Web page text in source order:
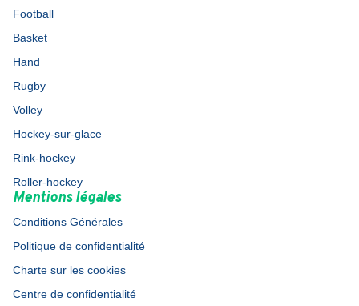
Football
Basket
Hand
Rugby
Volley
Hockey-sur-glace
Rink-hockey
Roller-hockey
Mentions légales
Conditions Générales
Politique de confidentialité
Charte sur les cookies
Centre de confidentialité